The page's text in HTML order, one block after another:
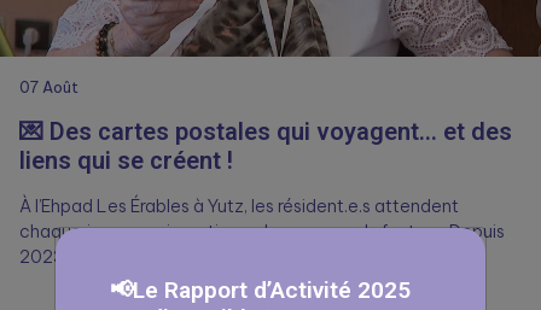
07 Août
💌 Des cartes postales qui voyagent… et des
liens qui se créent !
À l’Ehpad Les Érables à Yutz, les résident.e.s attendent
chaque jour avec impatience le passage du facteur. Depuis
2023, grâce…
📢Le Rapport d’Activité 2025